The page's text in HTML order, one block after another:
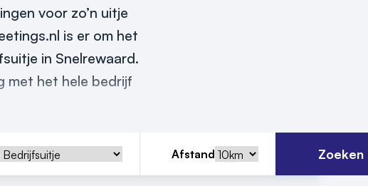
voor zo’n uitje
is er om het
in Snelrewaard.
met het hele bedrijf
Afstand Zoeken